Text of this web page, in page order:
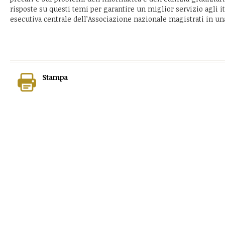
risposte su questi temi per garantire un miglior servizio agli
esecutiva centrale dell’Associazione nazionale magistrati in
Stampa